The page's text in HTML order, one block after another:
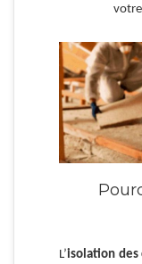
L’isolation des